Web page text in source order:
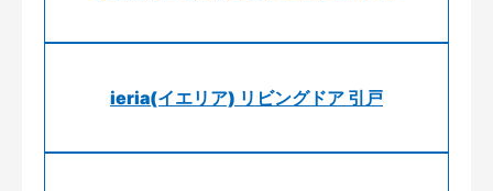
ieria(イエリア) リビングドア 引戸